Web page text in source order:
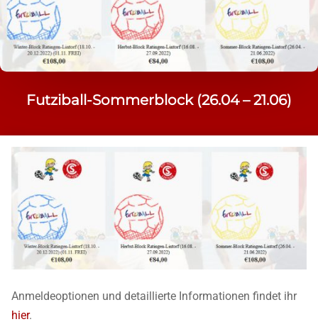
Futziball-Sommerblock (26.04 – 21.06)
Anmeldeoptionen und detaillierte Informationen findet ihr
hier.